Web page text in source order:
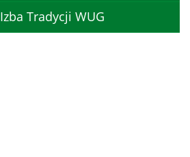
Izba Tradycji WUG